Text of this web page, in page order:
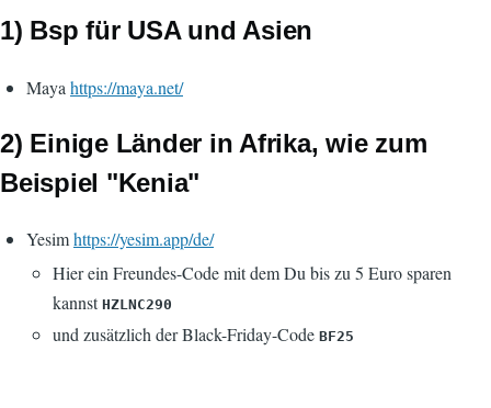
1) Bsp für USA und Asien
Maya https://maya.net/
2) Einige Länder in Afrika, wie zum
Beispiel "Kenia"
Yesimhttps://yesim.app/de/
Hier ein Freundes-Code mit dem Du bis zu 5 Euro sparen
kannst HZLNC290
und zusätzlich der Black-Friday-Code BF25